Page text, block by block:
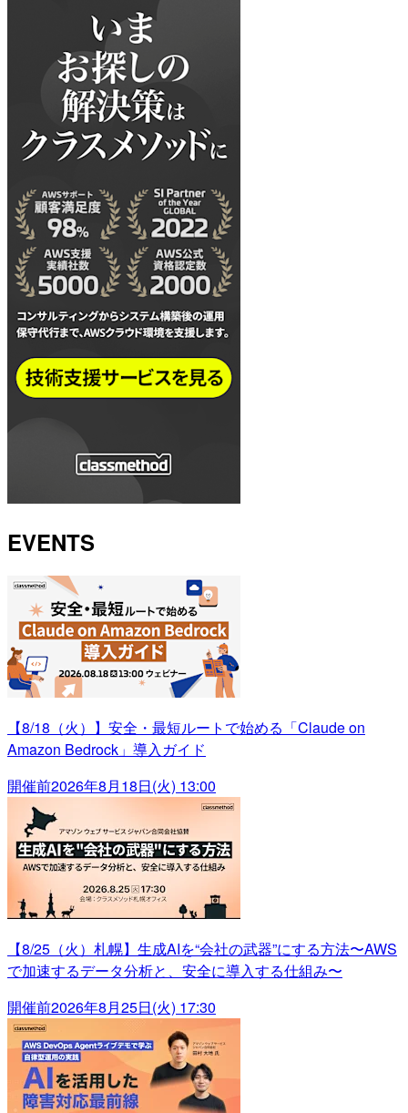
EVENTS
【8/18（火）】安全・最短ルートで始める「Claude on
Amazon Bedrock」導入ガイド
開催前2026年8月18日(火) 13:00
【8/25（火）札幌】生成AIを“会社の武器”にする方法〜AWS
で加速するデータ分析と、安全に導入する仕組み〜
開催前2026年8月25日(火) 17:30